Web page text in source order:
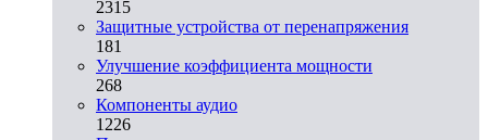
2315
Защитные устройства от перенапряжения
181
Улучшение коэффициента мощности
268
Компоненты аудио
1226